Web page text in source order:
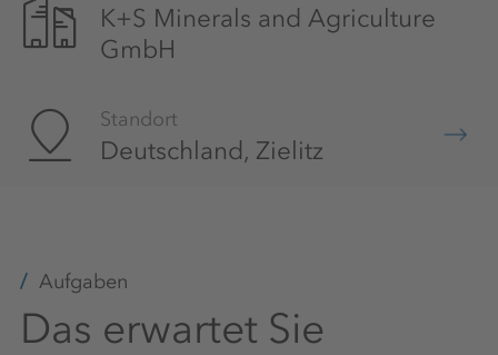
K+S Minerals and Agriculture
GmbH
Standort
Deutschland, Zielitz
Aufgaben
Das erwartet Sie